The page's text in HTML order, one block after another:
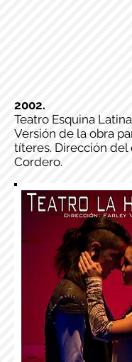
2002.
Teatro Esquina
Versión de la obra
títeres. Dirección del
Cordero.